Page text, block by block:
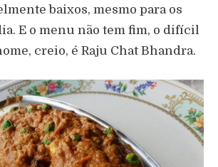
baixos, mesmo para os
E o menu não tem fim, o difícil
creio, é Raju Chat Bhandra.